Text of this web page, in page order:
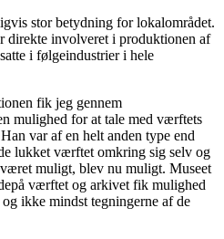
stor betydning for lokalområdet.
direkte involveret i produktionen af
i følgeindustrier i hele
fik jeg gennem
mulighed for at tale med værftets
var af en helt anden type end
lukket værftet omkring sig selv og
muligt, blev nu muligt. Museet
værftet og arkivet fik mulighed
ikke mindst tegningerne af de